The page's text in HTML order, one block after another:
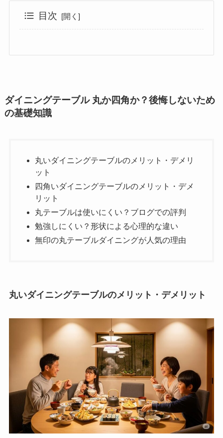
目次
総括 : ダイニングテーブル 丸か四角か
ダイニングテーブル 丸か四角か？後悔しないため
の基礎知識
丸いダイニングテーブルのメリット・デメリ
ット
四角いダイニングテーブルのメリット・デメ
リット
丸テーブルは使いにくい？ブログでの評判
勉強しにくい？形状による心理的な違い
無印の丸テーブルダイニングが人気の理由
丸いダイニングテーブルのメリット・デメリット